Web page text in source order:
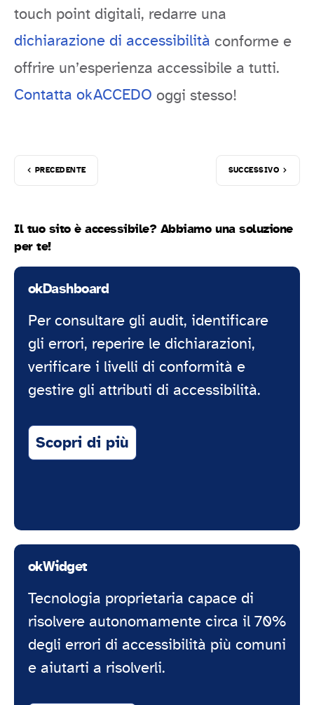
touch point digitali, redarre una
dichiarazione di accessibilità conforme e
offrire un’esperienza accessibile a tutti.
Contatta okACCEDO oggi stesso!
PRECEDENTE SUCCESSIVO
Il tuo sito è accessibile? Abbiamo una soluzione
per te!
okDashboard
Per consultare gli audit, identificare
gli errori, reperire le dichiarazioni,
verificare i livelli di conformità e
gestire gli attributi di accessibilità.
Scopri di più
okWidget
Tecnologia proprietaria capace di
risolvere autonomamente circa il 70%
degli errori di accessibilità più comuni
e aiutarti a risolverli.